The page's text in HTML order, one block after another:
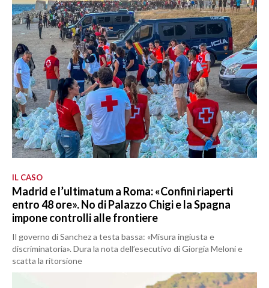
IL CASO
Madrid e l’ultimatum a Roma: «Confini riaperti
entro 48 ore». No di Palazzo Chigi e la Spagna
impone controlli alle frontiere
Il governo di Sanchez a testa bassa: «Misura ingiusta e
discriminatoria». Dura la nota dell’esecutivo di Giorgia Meloni e
scatta la ritorsione